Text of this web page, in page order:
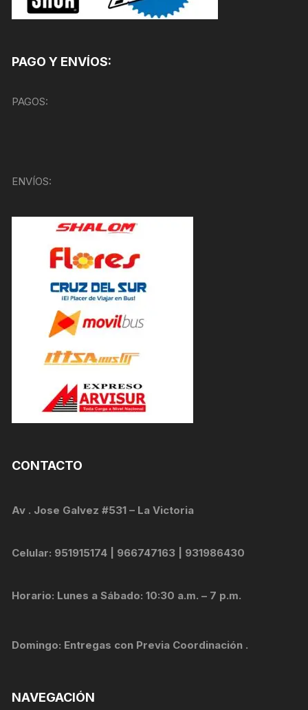
PAGO Y ENVÍOS:
PAGOS:
ENVÍOS:
CONTACTO
Av . Jose Galvez #531 – La Victoria
Celular: 951915174 | 966747163 | 931986430
Horario: Lunes a Sábado: 10:30 a.m. – 7 p.m.
Domingo: Entregas con Previa Coordinación .
NAVEGACIÓN